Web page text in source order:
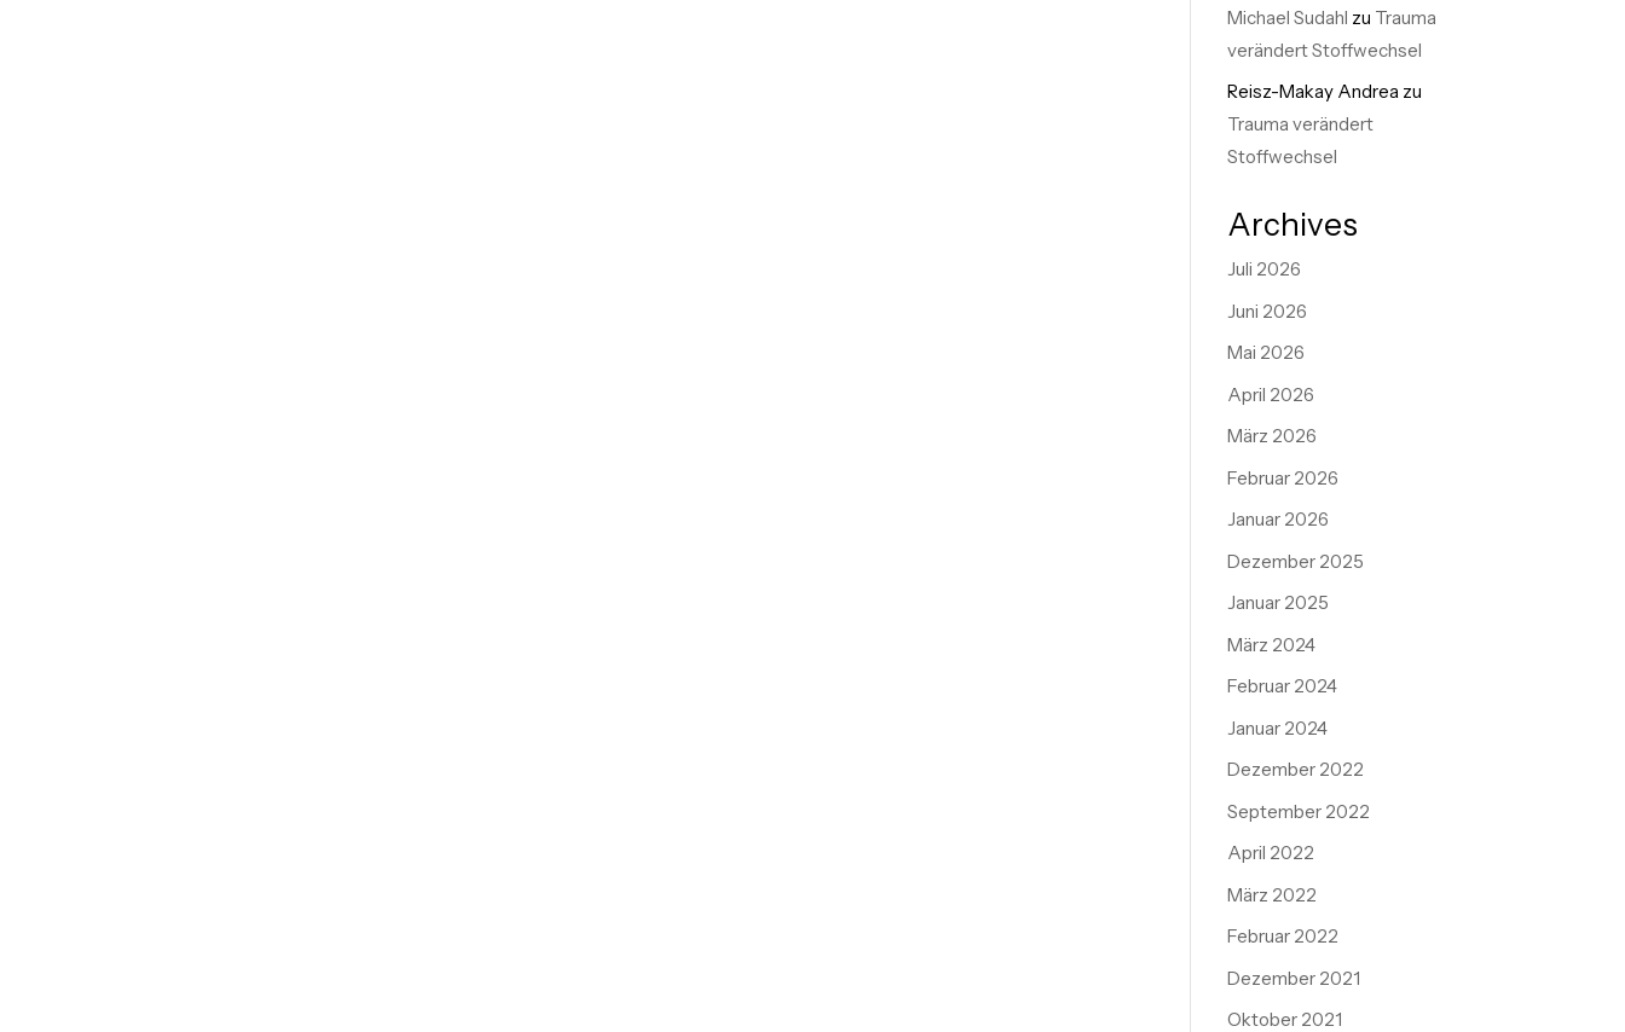
Michael Sudahl zu Trauma
verändert Stoffwechsel
Reisz-Makay Andrea zu
Trauma verändert
Stoffwechsel
Archives
Juli 2026
Juni 2026
Mai 2026
April 2026
März 2026
Februar 2026
Januar 2026
Dezember 2025
Januar 2025
März 2024
Februar 2024
Januar 2024
Dezember 2022
September 2022
April 2022
März 2022
Februar 2022
Dezember 2021
Oktober 2021